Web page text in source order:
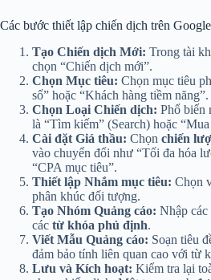
Các bước thiết lập chiến dịch trên
Tạo Chiến dịch Mới: Trong tài
chọn “Chiến dịch mới”.
Chọn Mục tiêu: Chọn mục tiêu
số” hoặc “Khách hàng tiềm năng”.
Chọn Loại Chiến dịch: Phổ biến
là “Tìm kiếm” (Search) hoặc
Cài đặt Giá thầu: Chọn chiến
vào chuyển đổi như “Tối đa hóa
“CPA mục tiêu”.
Thiết lập Nhắm mục tiêu: Chọn
phân khúc đối tượng.
Tạo Nhóm Quảng cáo: Nhập
các từ khóa phủ định.
Viết Mẫu Quảng cáo: Soạn tiêu
đảm bảo tính liên quan cao với từ
Lưu và Kích hoạt: Kiểm tra lại